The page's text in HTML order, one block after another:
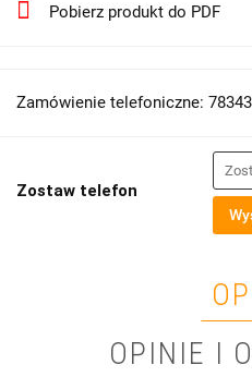
Pobierz produkt do PDF
Zamówienie telefoniczne:
Zostaw telefon
OPINIE I